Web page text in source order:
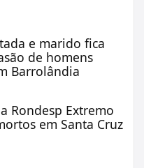
e marido fica
de homens
Barrolândia
Rondesp Extremo
em Santa Cruz